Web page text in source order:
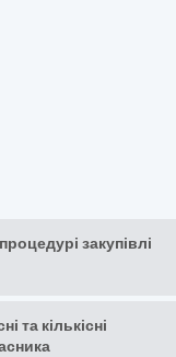
закупівлі
та кількісні